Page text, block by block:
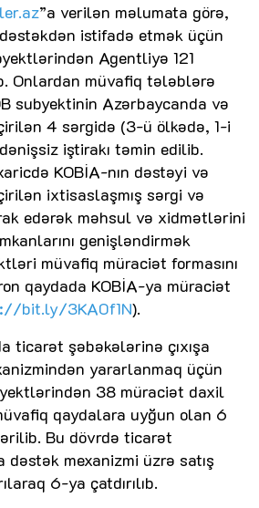
”a verilən məlumata görə,
istifadə etmək üçün
Agentliyə 121
Onlardan müvafiq tələblərə
subyektinin Azərbaycanda və
4 sərgidə (3-ü ölkədə, 1-i
iştirakı təmin edilib.
KOBİA-nın dəstəyi və
ixtisaslaşmış sərgi və
edərək məhsul və xidmətlərini
genişləndirmək
müvafiq müraciət formasını
qaydada KOBİA-ya müraciət
bit.ly/3KA0f1N).
ticarət şəbəkələrinə çıxışa
yararlanmaq üçün
38 müraciət daxil
qaydalara uyğun olan 6
Bu dövrdə ticarət
dəstək mexanizmi üzrə satış
6-ya çatdırılıb.